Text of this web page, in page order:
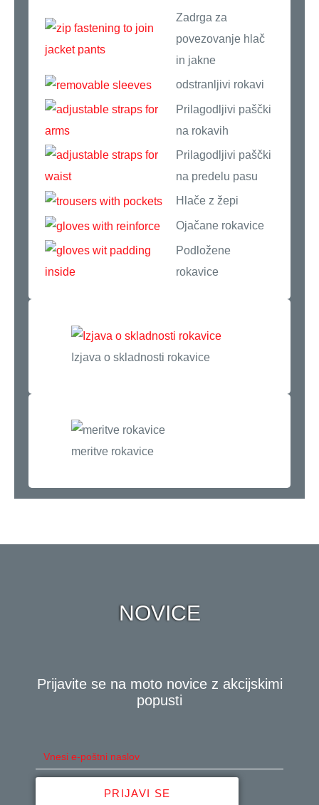
Zadrga za
povezovanje hlač
in jakne
odstranljivi rokavi
Prilagodljivi paščki
na rokavih
Prilagodljivi paščki
na predelu pasu
Hlače z žepi
Ojačane rokavice
Podložene
rokavice
Izjava o skladnosti rokavice
meritve rokavice
NOVICE
Prijavite se na moto novice z akcijskimi
popusti
PRIJAVI SE